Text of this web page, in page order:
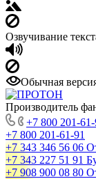
Озвучивание
Обычная
Производитель
+7 800 201-61-
+7 800 201-61-91
+7 343 346 56 06
+7 343 227 51 91
+7 908 900 08 80